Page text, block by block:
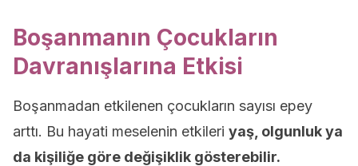
Boşanmanın Çocukların
Davranışlarına Etkisi
Boşanmadan etkilenen çocukların sayısı epey
arttı. Bu hayati meselenin etkileri yaş, olgunluk ya
da kişiliğe göre değişiklik gösterebilir.